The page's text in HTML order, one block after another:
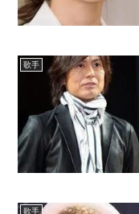
歌手
歌手